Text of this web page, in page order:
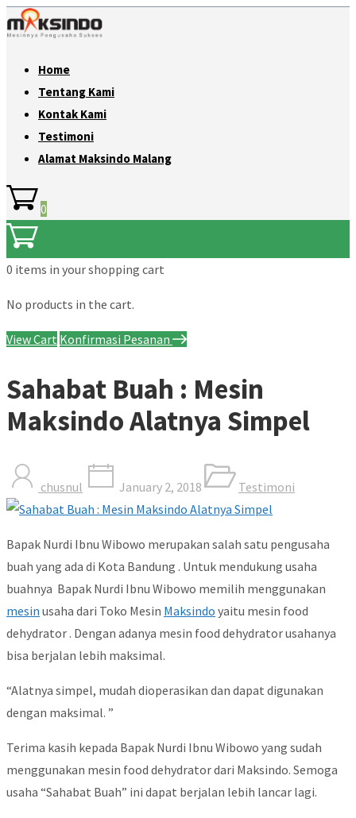
Home
Tentang Kami
Kontak Kami
Testimoni
Alamat Maksindo Malang
0
0 items in your shopping cart
No products in the cart.
View Cart Konfirmasi Pesanan
Sahabat Buah : Mesin
Maksindo Alatnya Simpel
chusnul January 2, 2018 Testimoni
Bapak Nurdi Ibnu Wibowo merupakan salah satu pengusaha
buah yang ada di Kota Bandung . Untuk mendukung usaha
buahnya Bapak Nurdi Ibnu Wibowo memilih menggunakan
mesin usaha dari Toko Mesin Maksindo yaitu mesin food
dehydrator . Dengan adanya mesin food dehydrator usahanya
bisa berjalan lebih maksimal.
“Alatnya simpel, mudah dioperasikan dan dapat digunakan
dengan maksimal. ”
Terima kasih kepada Bapak Nurdi Ibnu Wibowo yang sudah
menggunakan mesin food dehydrator dari Maksindo. Semoga
usaha “Sahabat Buah” ini dapat berjalan lebih lancar lagi.